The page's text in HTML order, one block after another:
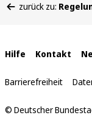
befinden
zurück zu:
Interne
Links
Hilfe Kontakt
Barrierefreiheit
© Deutscher